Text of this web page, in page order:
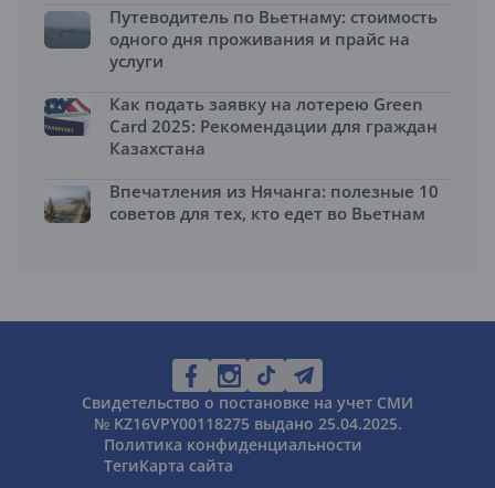
Путеводитель по Вьетнаму: стоимость
одного дня проживания и прайс на
услуги
Как подать заявку на лотерею Green
Card 2025: Рекомендации для граждан
Казахстана
Впечатления из Нячанга: полезные 10
советов для тех, кто едет во Вьетнам
Свидетельство о постановке на учет СМИ
№ KZ16VPY00118275 выдано 25.04.2025.
Политика конфиденциальности
ТегиКарта сайта